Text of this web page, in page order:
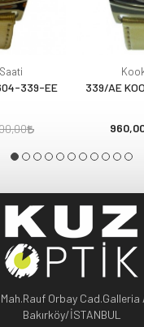
339-EE 339/AE
Mah.Rauf Orbay
Bakırköy/İSTANBUL